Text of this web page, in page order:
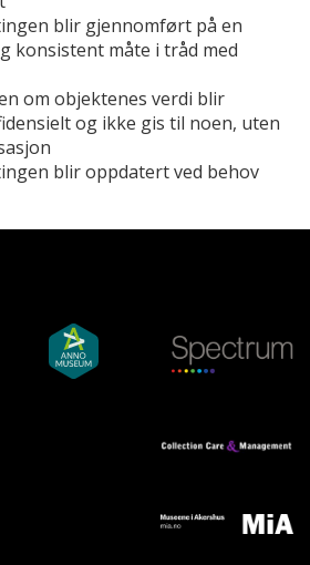
blir gjennomført på en
konsistent måte i tråd med
om objektenes verdi blir
og ikke gis til noen, uten
blir oppdatert ved behov